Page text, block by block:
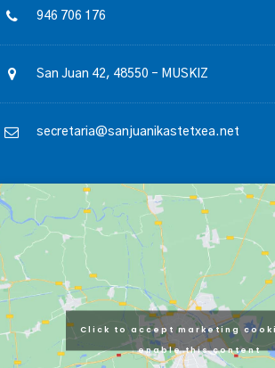
946 706 176
San Juan 42, 48550 – MUSKIZ
secretaria@sanjuanikastetxea.net
Click to accept marketing
enable this content